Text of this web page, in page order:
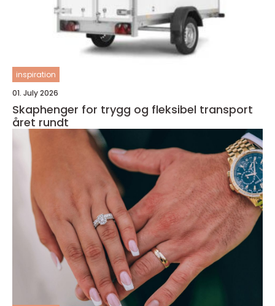
inspiration
01. July 2026
Skaphenger for trygg og fleksibel transport
året rundt